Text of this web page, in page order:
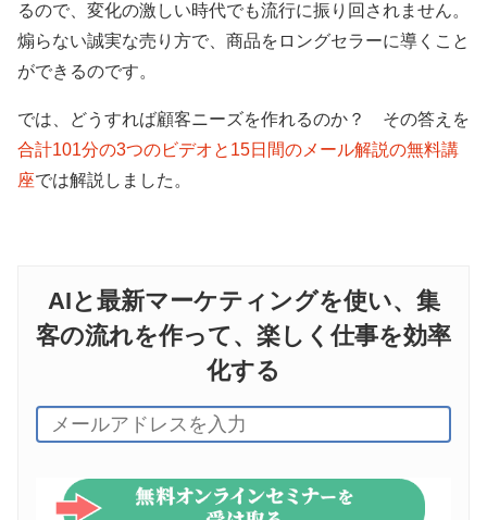
るので、変化の激しい時代でも流行に振り回されません。
煽らない誠実な売り方で、商品をロングセラーに導くこと
ができるのです。
では、どうすれば顧客ニーズを作れるのか？ その答えを
合計101分の3つのビデオと15日間のメール解説の無料講
座では解説しました。
AIと最新マーケティングを使い、集
客の流れを作って、楽しく仕事を効率
化する